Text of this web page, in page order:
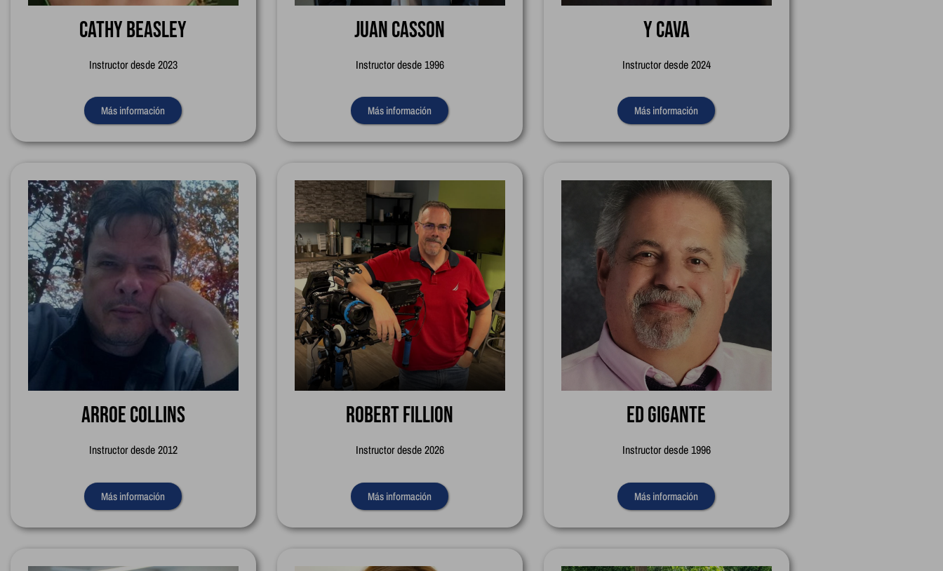
Cathy Beasley
Instructor desde 2023
Más información
Juan Casson
Instructor desde 1996
Más información
Y Cava
Instructor desde 2024
Más información
Arroe Collins
Instructor desde 2012
Más información
Robert Fillion
Instructor desde 2026
Más información
Ed Gigante
Instructor desde 1996
Más información